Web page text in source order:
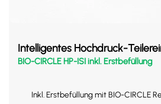
Intelligentes Hochdruck-
BIO-CIRCLE HP-ISI inkl. Erstbefüllung
Inkl. Erstbefüllung mit BIO-CIRCLE